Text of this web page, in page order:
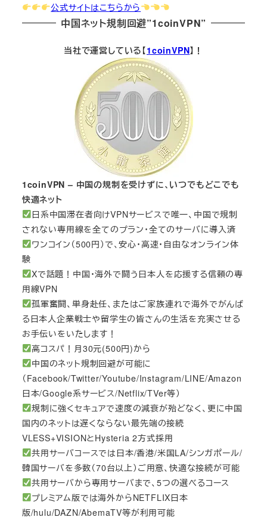
公式サイトはこちらから
中国ネット規制回避”1coinVPN”
当社で運営している【1coinVPN】！
1coinVPN – 中国の規制を受けずに、いつでもどこでも
快適ネット
日系中国滞在者向けVPNサービスで唯一、中国で規制
されない専用線を全てのプラン・全てのサーバに導入済
ワンコイン（500円）で、安心・高速・自由なオンライン体
験
Xで話題！中国・海外で闘う日本人を応援する信頼の専
用線VPN
孤軍奮闘、単身赴任、またはご家族連れで海外でがんば
る日本人企業戦士や留学生の皆さんの生活を充実させる
お手伝いをいたします！
高コスパ！月30元(500円)から
中国のネット規制回避が可能に
（Facebook/Twitter/Youtube/Instagram/LINE/Amazon
日本/Google系サービス/Netflix/TVer等）
規制に強くセキュアで速度の減衰が殆どなく、更に中国
国内のネットは遅くならない最先端の接続
VLESS+VISIONとHysteria 2方式採用
共用サーバコースでは日本/香港/米国LA/シンガポール/
韓国サーバを多数（70台以上）ご用意、快適な接続が可能
共用サーバから専用サーバまで、5つの選べるコース
プレミアム版では海外からNETFLIX日本
版/hulu/DAZN/AbemaTV等が利用可能